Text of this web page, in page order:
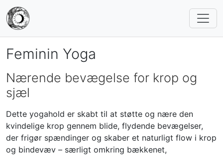
Feminin Yoga
Nærende bevægelse for krop og
sjæl
Dette yogahold er skabt til at støtte og nære den
kvindelige krop gennem blide, flydende bevægelser,
der frigør spændinger og skaber et naturligt flow i krop
og bindevæv – særligt omkring bækkenet,